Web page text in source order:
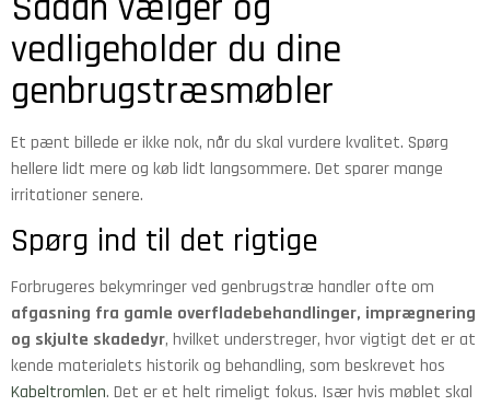
vedligeholder du dine
genbrugstræsmøbler
Et pænt billede er ikke nok, når du skal vurdere kvalitet. Spørg
hellere lidt mere og køb lidt langsommere. Det sparer mange
irritationer senere.
Spørg ind til det rigtige
Forbrugeres bekymringer ved genbrugstræ handler ofte om
afgasning fra gamle overfladebehandlinger, imprægnering
og skjulte skadedyr, hvilket understreger, hvor vigtigt det er at
kende materialets historik og behandling, som beskrevet hos
Kabeltromlen. Det er et helt rimeligt fokus. Især hvis møblet skal